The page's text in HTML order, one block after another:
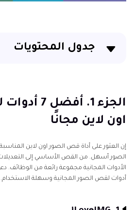
جدول المحتويات
الجزء 2. كيفية قص الصور بشكل
الشخصي و Mac
الجزء 1.
اون لاين مجانًا
إن العثور على أداة قص الصور اون لاين
الصور أسهل. من القص الأساسي إلى التعديلات
أدوات لقص الصور المجانية وسهلة الاستخدام.